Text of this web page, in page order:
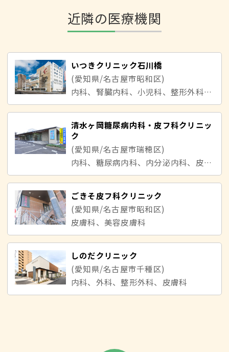
近隣の医療機関
いつきクリニック石川橋
(愛知県/名古屋市昭和区)
内科、腎臓内科、小児科、整形外科、皮膚科、リハビリテーション科、呼吸器内科、消化器内科、循環器内科、美容皮膚科
清水ヶ岡糖尿病内科・皮フ科クリニッ
ク
(愛知県/名古屋市瑞穂区)
内科、糖尿病内科、内分泌内科、皮膚科
ごきそ皮フ科クリニック
(愛知県/名古屋市昭和区)
皮膚科、美容皮膚科
しのだクリニック
(愛知県/名古屋市千種区)
内科、外科、整形外科、皮膚科